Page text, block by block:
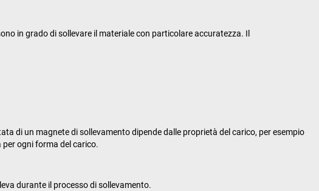
in grado di sollevare il materiale con particolare accuratezza. Il
di un magnete di sollevamento dipende dalle proprietà del carico, per esempio
ogni forma del carico.
durante il processo di sollevamento.